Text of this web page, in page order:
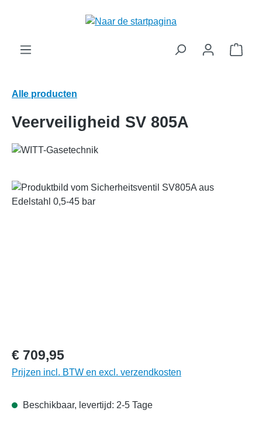
Alle producten
Veerveiligheid SV 805A
Afbeeldingengalerij overslaan
€ 709,95
Prijzen incl. BTW en excl. verzendkosten
Beschikbaar, levertijd: 2-5 Tage